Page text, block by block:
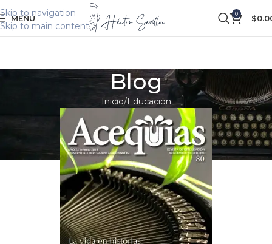
Skip to navigation
Skip to main content
MENÚ 0 $
Blog
Inicio Educación